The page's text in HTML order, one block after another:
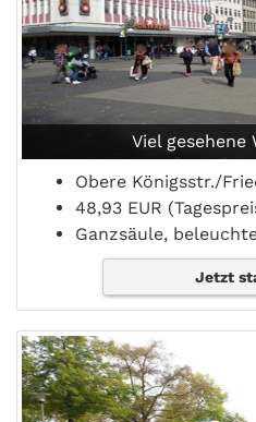
Viel gesehene
Obere Königsstr./
48,93 EUR
Ganzsäule,
Jetzt